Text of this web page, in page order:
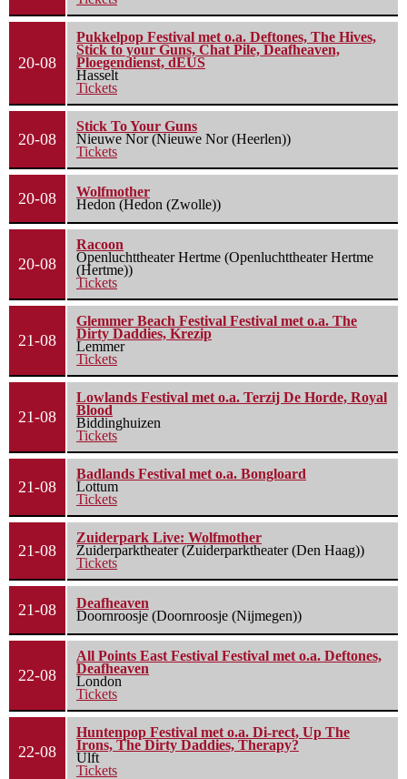
20-08
Pukkelpop Festival met o.a. Deftones, The Hives,
Stick to your Guns, Chat Pile, Deafheaven,
Ploegendienst, dEUS
Hasselt
Tickets
20-08
Stick To Your Guns
Nieuwe Nor (Nieuwe Nor (Heerlen))
Tickets
20-08
Wolfmother
Hedon (Hedon (Zwolle))
20-08
Racoon
Openluchttheater Hertme (Openluchttheater Hertme
(Hertme))
Tickets
21-08
Glemmer Beach Festival Festival met o.a. The
Dirty Daddies, Krezip
Lemmer
Tickets
21-08
Lowlands Festival met o.a. Terzij De Horde, Royal
Blood
Biddinghuizen
Tickets
21-08
Badlands Festival met o.a. Bongloard
Lottum
Tickets
21-08
Zuiderpark Live: Wolfmother
Zuiderparktheater (Zuiderparktheater (Den Haag))
Tickets
21-08
Deafheaven
Doornroosje (Doornroosje (Nijmegen))
22-08
All Points East Festival Festival met o.a. Deftones,
Deafheaven
London
Tickets
22-08
Huntenpop Festival met o.a. Di-rect, Up The
Irons, The Dirty Daddies, Therapy?
Ulft
Tickets